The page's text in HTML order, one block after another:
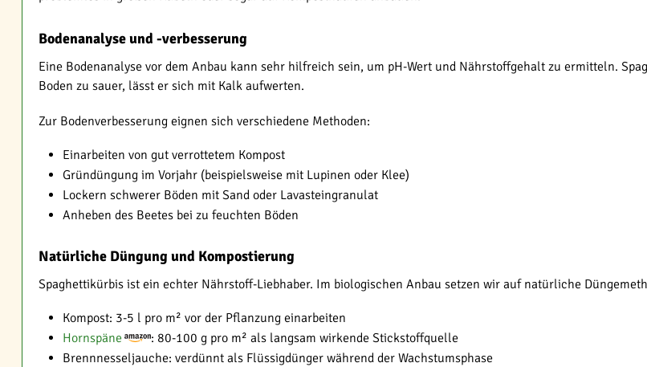
Bodenanalyse und -verbesserung
Eine Bodenanalyse vor dem Anbau kann sehr hilfreich sein, um pH-Wert und Nährstoffgehalt zu ermitteln.
Boden zu sauer, lässt er sich mit Kalk aufwerten.
Zur Bodenverbesserung eignen sich verschiedene Methoden:
Einarbeiten von gut verrottetem Kompost
Gründüngung im Vorjahr (beispielsweise mit Lupinen oder Klee)
Lockern schwerer Böden mit Sand oder Lavasteingranulat
Anheben des Beetes bei zu feuchten Böden
Natürliche Düngung und Kompostierung
Spaghettikürbis ist ein echter Nährstoff-Liebhaber. Im biologischen Anbau setzen wir auf natürliche
Kompost: 3-5 l pro m² vor der Pflanzung einarbeiten
Hornspäne
: 80-100 g pro m² als langsam wirkende Stickstoffquelle
Brennnesseljauche: verdünnt als Flüssigdünger während der Wachstumsphase